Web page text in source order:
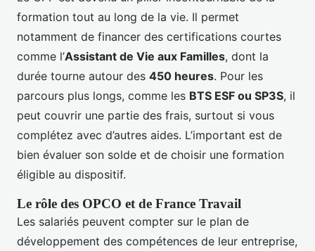
formation tout au long de la vie. Il permet
notamment de financer des certifications courtes
comme l’Assistant de Vie aux Familles, dont la
durée tourne autour des 450 heures. Pour les
parcours plus longs, comme les BTS ESF ou SP3S, il
peut couvrir une partie des frais, surtout si vous
complétez avec d’autres aides. L’important est de
bien évaluer son solde et de choisir une formation
éligible au dispositif.
Le rôle des OPCO et de France Travail
Les salariés peuvent compter sur le plan de
développement des compétences de leur entreprise,